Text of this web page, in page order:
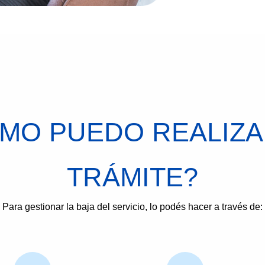
PUEDO
TRÁMITE?
Para gestionar la baja del servicio, lo podés hacer a través de: